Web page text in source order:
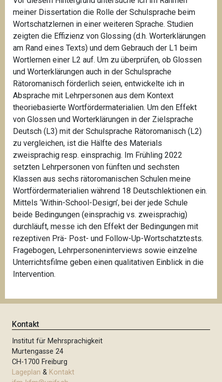
meiner Dissertation die Rolle der Schulsprache beim
Wortschatzlernen in einer weiteren Sprache. Studien
zeigten die Effizienz von Glossing (d.h. Worterklärungen
am Rand eines Texts) und dem Gebrauch der L1 beim
Wortlernen einer L2 auf. Um zu überprüfen, ob Glossen
und Worterklärungen auch in der Schulsprache
Rätoromanisch förderlich seien, entwickelte ich in
Absprache mit Lehrpersonen aus dem Kontext
theoriebasierte Wortfördermaterialien. Um den Effekt
von Glossen und Worterklärungen in der Zielsprache
Deutsch (L3) mit der Schulsprache Rätoromanisch (L2)
zu vergleichen, ist die Hälfte des Materials
zweisprachig resp. einsprachig. Im Frühling 2022
setzten Lehrpersonen von fünften und sechsten
Klassen aus sechs rätoromanischen Schulen meine
Wortfördermaterialien während 18 Deutschlektionen ein.
Mittels ‘Within-School-Design’, bei der jede Schule
beide Bedingungen (einsprachig vs. zweisprachig)
durchläuft, messe ich den Effekt der Bedingungen mit
rezeptiven Prä- Post- und Follow-Up-Wortschatztests.
Fragebogen, Lehrpersoneninterviews sowie einzelne
Unterrichtsfilme geben einen qualitativen Einblick in die
Intervention.
Kontakt
Institut für Mehrsprachigkeit
Murtengasse 24
CH-1700 Freiburg
Lageplan & Kontakt